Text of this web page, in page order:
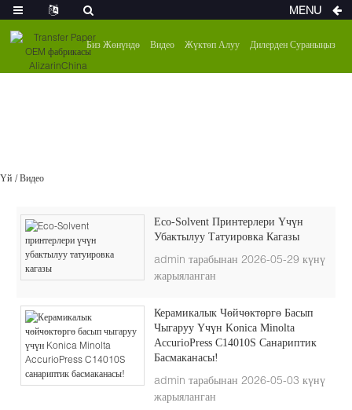
Биз Жөнүндө Видео Жүктөп Алуу Дилерден Сураныңыз
Үй Видео
Eco-Solvent Принтерлери Үчүн
Убактылуу Татуировка Кагазы
admin тарабынан 2026-05-29 күнү
жарыяланган
Керамикалык Чөйчөктөргө Басып
Чыгаруу Үчүн Konica Minolta
AccurioPress C14010S Санариптик
Басмаканасы!
admin тарабынан 2026-05-03 күнү
жарыяланган
MENU